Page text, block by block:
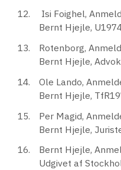
Isi Foighel,
Bernt Hjejle,
Rotenborg,
Bernt Hjejle,
Ole Lando,
Bernt Hjejle,
Per Magid,
Bernt Hjejle,
Bernt Hjejle,
Udgivet af